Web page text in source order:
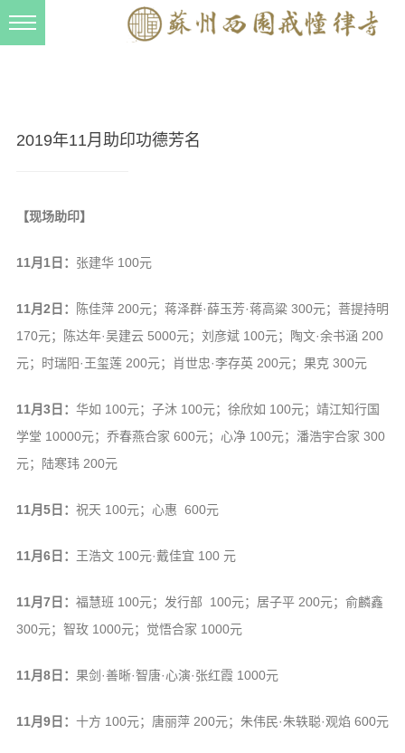
戒幢春秋
档案管理
道风建设
法音宣流
音频视频
弘法书籍
助印功德
弘法活动
西园法讯
义工家园
菩提静修营
2019年11月助印功德芳名
【现场助印】
11月1日： 张建华 100元
11月2日：
陈佳萍 200元；蒋泽群·薛玉芳·蒋高粱 300元；菩提持明
170元；陈达年·吴建云 5000元；刘彦斌 100元；陶文·余书涵 200
元；时瑞阳·王玺莲 200元；肖世忠·李存英 200元；果克 300元
11月3日： 华如 100元；子沐 100元；徐欣如 100元；靖江知行国
学堂 10000元；乔春燕合家 600元；心净 100元；潘浩宇合家 300
元；陆寒玮 200元
11月5日： 祝天 100元；心惠 600元
11月6日： 王浩文 100元·戴佳宜 100 元
11月7日： 福慧班 100元；发行部 100元；居子平 200元；俞麟鑫
300元；智玫 1000元；觉悟合家 1000元
11月8日： 果剑·善晰·智唐·心演·张红霞 1000元
11月9日： 十方 100元；唐丽萍 200元；朱伟民·朱轶聪·观焰 600元